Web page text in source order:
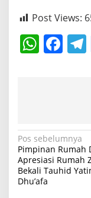
Post Views:
W
p
p
F
o
o
k
N
a
v
Pos sebelumnya
Pimpinan Rumah
Apresiasi Rumah
Bekali Tauhid
Dhu’afa